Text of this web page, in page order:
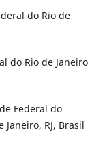
do Rio de
do Rio de Janeiro
Federal do
Janeiro, RJ, Brasil